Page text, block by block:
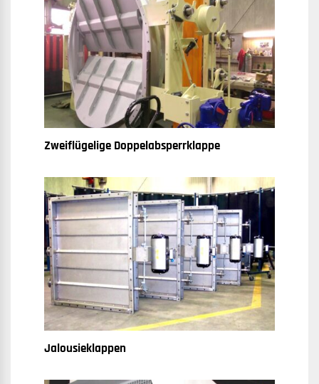
Zweiflügelige Doppelabsperrklappe
Jalousieklappen